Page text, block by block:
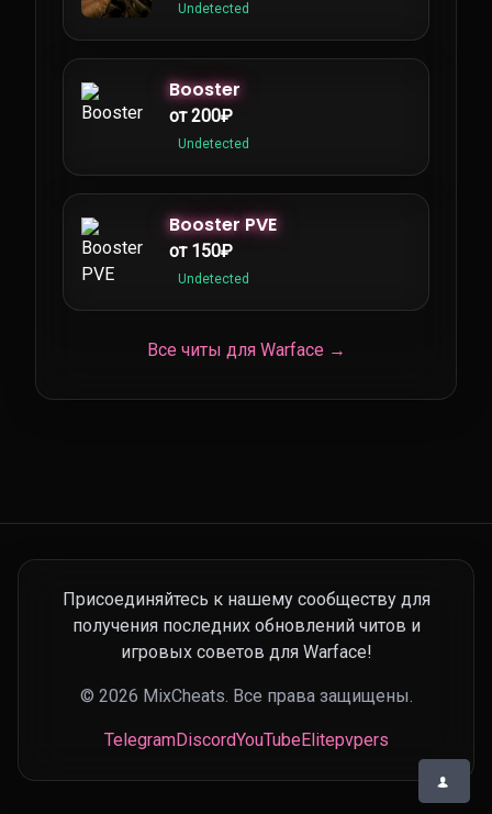
Undetected
Booster
от 200₽
Undetected
Booster PVE
от 150₽
Undetected
Все читы для Warface →
Присоединяйтесь к нашему сообществу для
получения последних обновлений читов и
игровых советов для Warface!
© 2026 MixCheats. Все права защищены.
TelegramDiscordYouTubeElitepvpers